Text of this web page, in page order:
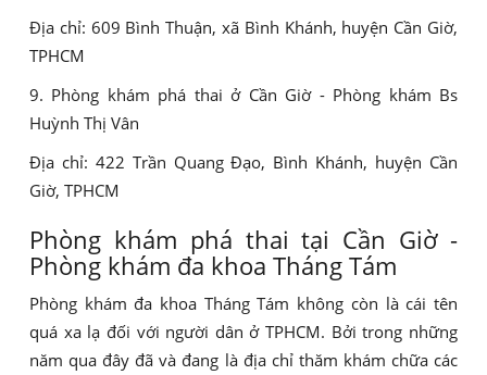
Địa chỉ: 609 Bình Thuận, xã Bình Khánh, huyện Cần Giờ,
TPHCM
9. Phòng khám phá thai ở Cần Giờ - Phòng khám Bs
Huỳnh Thị Vân
Địa chỉ: 422 Trần Quang Đạo, Bình Khánh, huyện Cần
Giờ, TPHCM
Phòng khám phá thai tại Cần Giờ -
Phòng khám đa khoa Tháng Tám
Phòng khám đa khoa Tháng Tám không còn là cái tên
quá xa lạ đối với người dân ở TPHCM. Bởi trong những
năm qua đây đã và đang là địa chỉ thăm khám chữa các